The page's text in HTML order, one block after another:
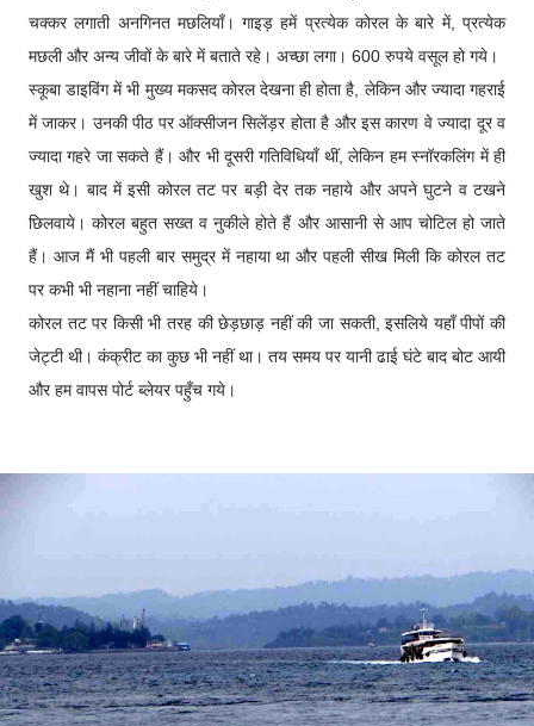
चक्कर लगाती अनगिनत मछलियाँ। गाइड़ हमें प्रत्येक कोरल के बारे में, प्रत्येक
मछली और अन्य जीवों के बारे में बताते रहे। अच्छा लगा। 600 रुपये वसूल हो गये।
स्कूबा डाइविंग में भी मुख्य मकसद कोरल देखना ही होता है, लेकिन और ज्यादा गहराई
में जाकर। उनकी पीठ पर ऑक्सीजन सिलेंड़र होता है और इस कारण वे ज्यादा दूर व
ज्यादा गहरे जा सकते हैं। और भी दूसरी गतिविधियाँ थीं, लेकिन हम स्नॉरकलिंग में ही
खुश थे। बाद में इसी कोरल तट पर बड़ी देर तक नहाये और अपने घुटने व टखने
छिलवाये। कोरल बहुत सख्त व नुकीले होते हैं और आसानी से आप चोटिल हो जाते
हैं। आज मैं भी पहली बार समुद्र में नहाया था और पहली सीख मिली कि कोरल तट
पर कभी भी नहाना नहीं चाहिये।
कोरल तट पर किसी भी तरह की छेड़छाड़ नहीं की जा सकती, इसलिये यहाँ पीपों की
जेट्टी थी। कंक्रीट का कुछ भी नहीं था। तय समय पर यानी ढाई घंटे बाद बोट आयी
और हम वापस पोर्ट ब्लेयर पहुँच गये।